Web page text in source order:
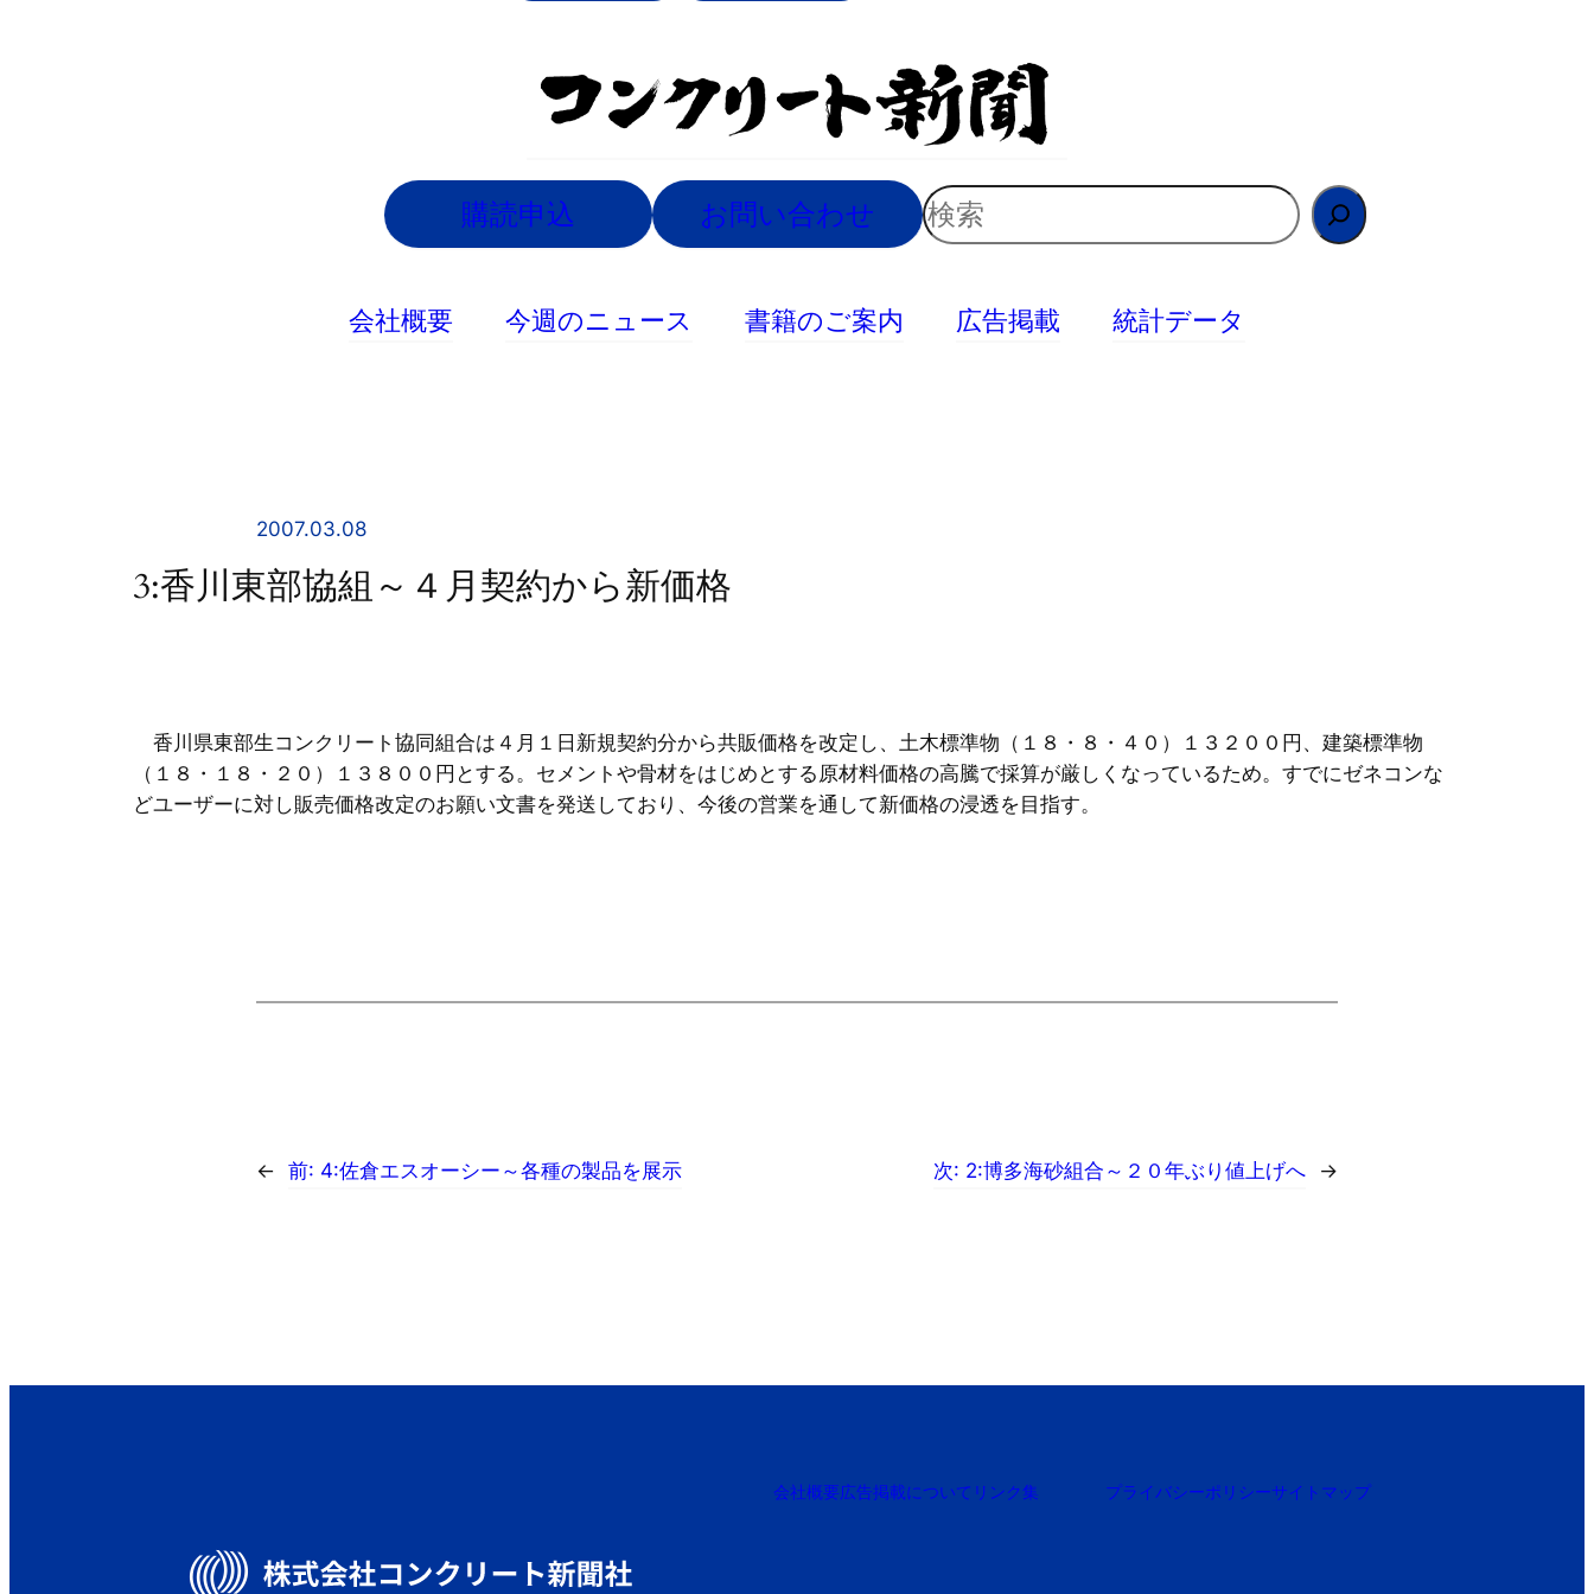
購読申込 お問い合わせ
検
索
会社概要 今週のニュース 書籍のご案内 広告掲載 統計データ
2007.03.08
3:香川東部協組～４月契約から新価格
香川県東部生コンクリート協同組合は４月１日新規契約分から共販価格を改定し、土木標準物（１８・８・４０）１３２００円、建築標準物
（１８・１８・２０）１３８００円とする。セメントや骨材をはじめとする原材料価格の高騰で採算が厳しくなっているため。すでにゼネコンな
どユーザーに対し販売価格改定のお願い文書を発送しており、今後の営業を通して新価格の浸透を目指す。
← 前: 4:佐倉エスオーシー～各種の製品を展示 次: 2:博多海砂組合～２０年ぶり値上げへ →
会社概要広告掲載について リンク集 プライバシーポリシーサイトマップ